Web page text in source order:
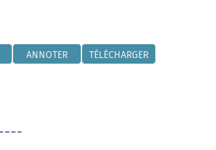
ANNOTER TÉLÉCHARGER